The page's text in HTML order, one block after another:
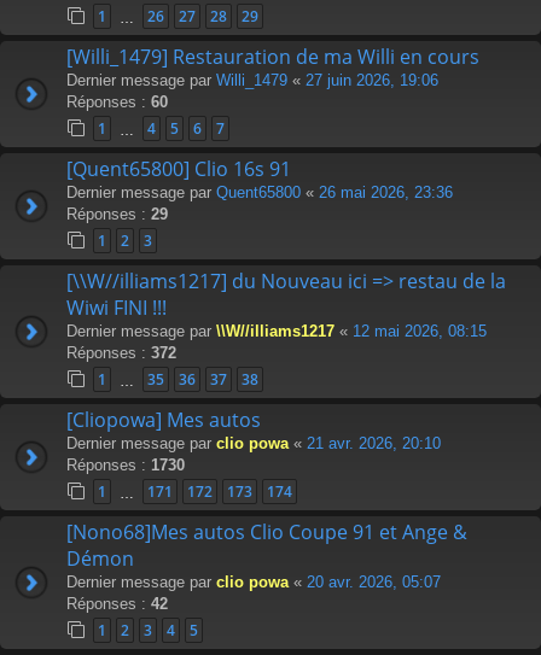
1 26 27 28 29
[Willi_1479] Restauration de ma Willi en cours
Dernier message par Willi_1479 « 27 juin 2026, 19:06
Réponses : 60
1 4 5 6 7
[Quent65800] Clio 16s 91
Dernier message par Quent65800 « 26 mai 2026, 23:36
Réponses : 29
1 2 3
[\\W//illiams1217] du Nouveau ici => restau de la
Wiwi FINI !!!
Dernier message par \\W//illiams1217 « 12 mai 2026, 08:15
Réponses : 372
1 35 36 37 38
[Cliopowa] Mes autos
Dernier message par clio powa « 21 avr. 2026, 20:10
Réponses : 1730
1 171 172 173 174
[Nono68]Mes autos Clio Coupe 91 et Ange &
Démon
Dernier message par clio powa « 20 avr. 2026, 05:07
Réponses : 42
1 2 3 4 5